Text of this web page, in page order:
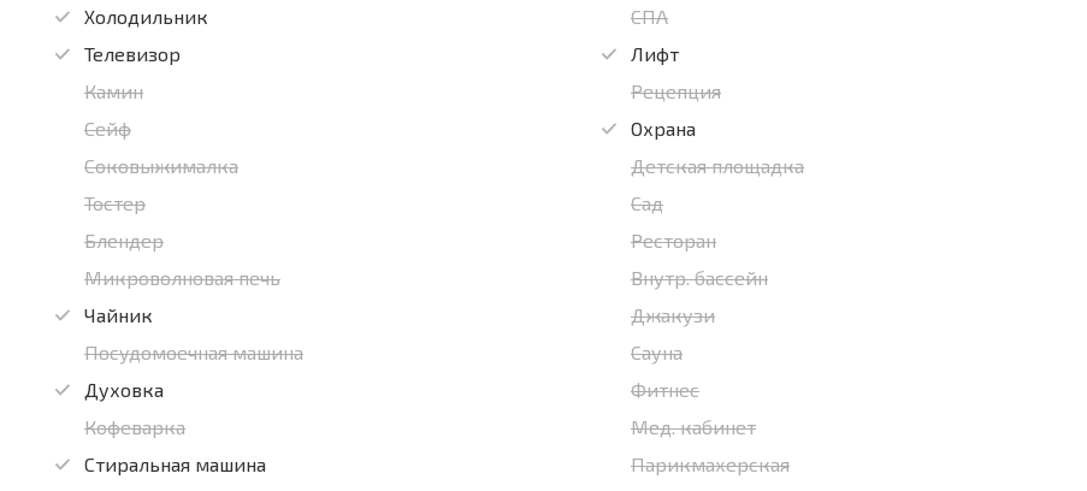
Холодильник
Телевизор
Камин
Сейф
Соковыжималка
Тостер
Блендер
Микроволновая печь
Чайник
Посудомоечная машина
Духовка
Кофеварка
Стиральная машина
СПА
Лифт
Рецепция
Охрана
Детская площадка
Сад
Ресторан
Внутр. бассейн
Джакузи
Сауна
Фитнес
Мед. кабинет
Парикмахерская